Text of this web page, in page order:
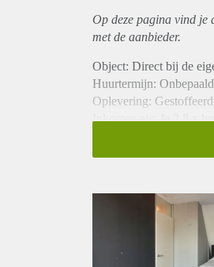
Op deze pagina vind je
met de aanbieder.
Object: Direct bij de
Huurtermijn:
Oplevering: Gestoffeerd
Inkomen eis: Ja 2,8 x
Borg: 1 maand
Gedeelde keuken: Nee
Gedeelde Douche: Nee
Gedeelde woonkamer:
Huisgenoten: Nee